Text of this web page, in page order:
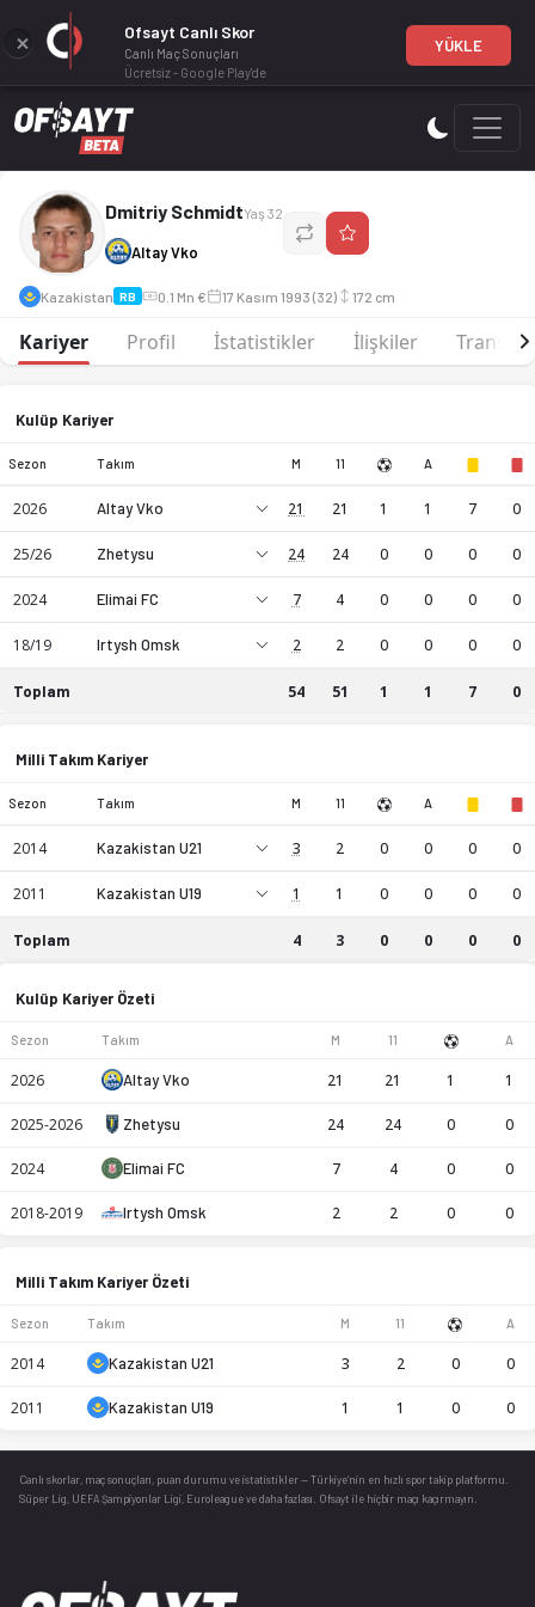
Dmitriy Schmidt, RB mevkiinde profesyonel bir futbol
Dmitriy SchmidtYaş 32
Altay Vko
Kazakistan RB 0.1 Mn € 17 Kasım 1993 (32) 172 cm
Kariyer Profil İstatistikler İlişkiler
Kulüp Kariyer
Sezon Takım M 11 A
2026 Altay Vko 21 21 1 1 7 0
25/26 Zhetysu 24 24 0 0 0 0
2024 Elimai FC 7 4 0 0 0 0
18/19 Irtysh Omsk 2 2 0 0 0 0
Toplam 54 51 1 1 7 0
Milli Takım Kariyer
Sezon Takım M 11 A
2014 Kazakistan U21 3 2 0 0 0 0
2011 Kazakistan U19 1 1 0 0 0 0
Toplam 4 3 0 0 0 0
Kulüp Kariyer Özeti
Sezon Takım M 11 A
2026 Altay Vko 21 21 1 1
2025-2026 Zhetysu 24 24 0 0
2024 Elimai FC 7 4 0 0
2018-2019 Irtysh Omsk 2 2 0 0
Milli Takım Kariyer Özeti
Sezon Takım M 11 A
2014 Kazakistan U21 3 2 0 0
2011 Kazakistan U19 1 1 0 0
Canlı skorlar , maç sonuçları, puan durumu ve istatistikler — Türkiye’nin en hızlı spor takip platformu.
Süper Lig, UEFA Şampiyonlar Ligi, Euroleague ve daha fazlası. Ofsayt ile hiçbir maçı kaçırmayın.
Ofsayt Canlı Skor
Canlı Maç Sonuçları
Ücretsiz - Google Play'de
YÜKLE